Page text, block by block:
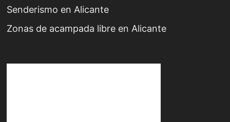
Senderismo en Alicante
Zonas de acampada libre en Alicante